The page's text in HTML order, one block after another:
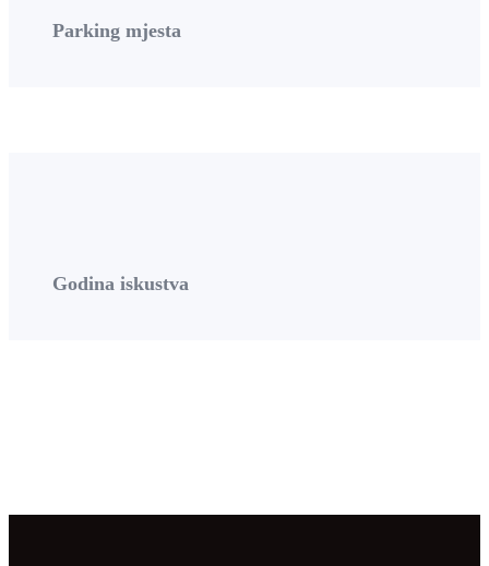
Parking mjesta
Godina iskustva